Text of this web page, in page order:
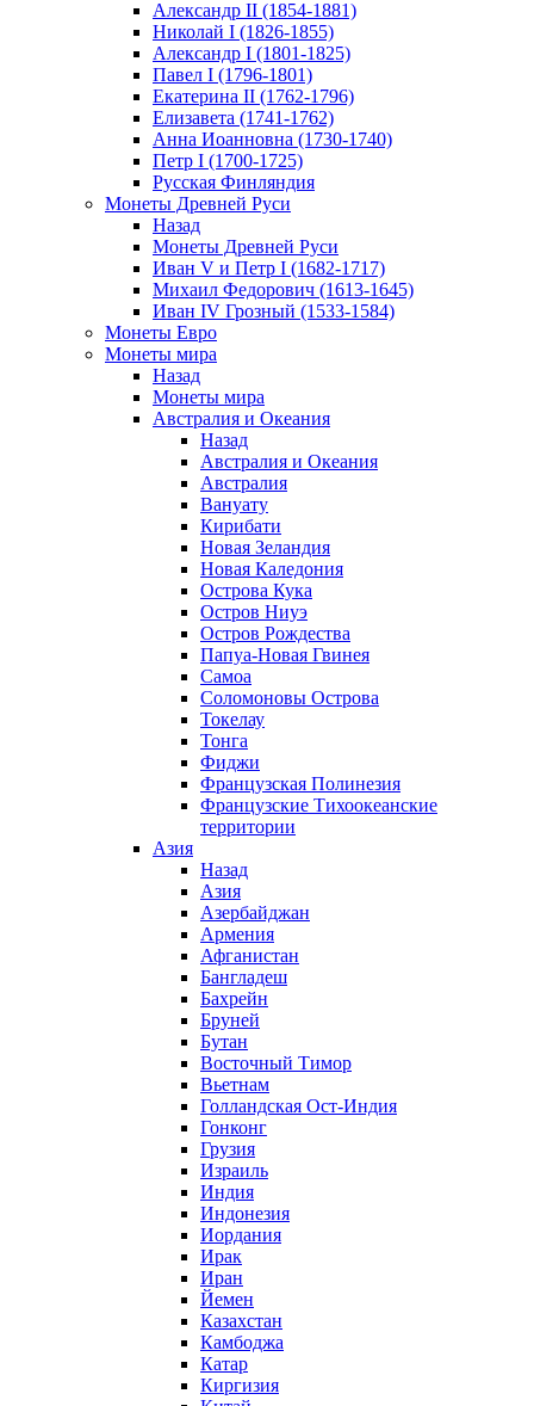
Александр II (1854-1881)
Николай I (1826-1855)
Александр I (1801-1825)
Павел I (1796-1801)
Екатерина II (1762-1796)
Елизавета (1741-1762)
Анна Иоанновна (1730-1740)
Петр I (1700-1725)
Русская Финляндия
Монеты Древней Руси
Назад
Монеты Древней Руси
Иван V и Петр I (1682-1717)
Михаил Федорович (1613-1645)
Иван IV Грозный (1533-1584)
Монеты Евро
Монеты мира
Назад
Монеты мира
Австралия и Океания
Назад
Австралия и Океания
Австралия
Вануату
Кирибати
Новая Зеландия
Новая Каледония
Острова Кука
Остров Ниуэ
Остров Рождества
Папуа-Новая Гвинея
Самоа
Соломоновы Острова
Токелау
Тонга
Фиджи
Французская Полинезия
Французские Тихоокеанские
территории
Азия
Назад
Азия
Азербайджан
Армения
Афганистан
Бангладеш
Бахрейн
Бруней
Бутан
Восточный Тимор
Вьетнам
Голландская Ост-Индия
Гонконг
Грузия
Израиль
Индия
Индонезия
Иордания
Ирак
Иран
Йемен
Казахстан
Камбоджа
Катар
Киргизия